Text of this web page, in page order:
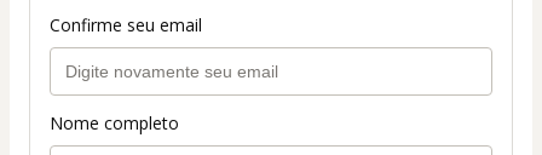
Confirme seu email
Nome completo